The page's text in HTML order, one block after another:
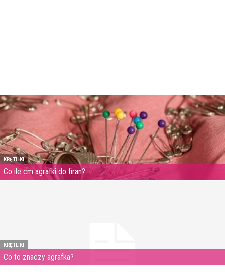
KRĘTLIKI
Co ile cm agrafki do firan?
KRĘTLIKI
Co to znaczy agrafka?